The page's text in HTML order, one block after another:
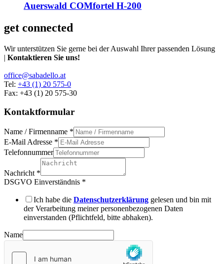
Auerswald COMfortel H-200
get connected
Wir unterstützen Sie gerne bei der Auswahl Ihrer passenden Lösung
| Kontaktieren Sie uns!
office@sabadello.at
Tel: +43 (1) 20 575-0
Fax: +43 (1) 20 575-30
Kontaktformular
Name / Firmenname *
E-Mail Adresse *
Telefonnummer
Nachricht *
DSGVO Einverständnis *
Ich habe die Datenschutzerklärung gelesen und bin mit
der Verarbeitung meiner personenbezogenen Daten
einverstanden (Pflichtfeld, bitte abhaken).
Name